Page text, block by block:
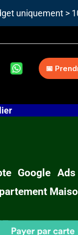
uniquement >
📅
Google